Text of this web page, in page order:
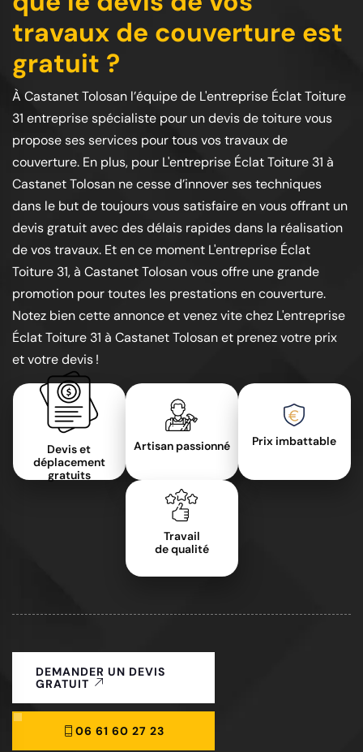
travaux de couverture est
gratuit ?
À Castanet Tolosan l’équipe de L'entreprise Éclat Toiture
31 entreprise spécialiste pour un devis de toiture vous
propose ses services pour tous vos travaux de
couverture. En plus, pour L'entreprise Éclat Toiture 31 à
Castanet Tolosan ne cesse d’innover ses techniques
dans le but de toujours vous satisfaire en vous offrant un
devis gratuit avec des délais rapides dans la réalisation
de vos travaux. Et en ce moment L'entreprise Éclat
Toiture 31, à Castanet Tolosan vous offre une grande
promotion pour toutes les prestations en couverture.
Notez bien cette annonce et venez vite chez L'entreprise
Éclat Toiture 31 à Castanet Tolosan et prenez votre prix
et votre devis !
Devis et
déplacement
gratuits
Artisan passionné Prix imbattable
Travail
de qualité
DEMANDER UN DEVIS
GRATUIT
06 61 60 27 23